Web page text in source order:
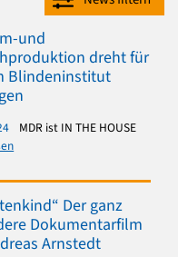
und
dreht für
Blindeninstitut
MDR ist IN THE HOUSE
Der ganz
Dokumentarfilm
Arnstedt